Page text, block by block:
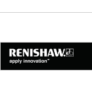
gestión